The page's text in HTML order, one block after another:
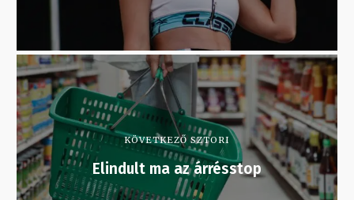
KÖVETKEZŐ SZTORI
Elindult ma az árrésstop